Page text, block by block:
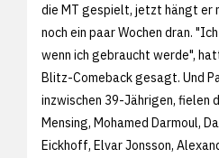
die MT gespielt, jetzt hängt er
noch ein paar Wochen dran.
wenn ich gebraucht werde",
Blitz-Comeback gesagt. Und
inzwischen 39-Jährigen, fielen
Mensing, Mohamed Darmoul,
Eickhoff, Elvar Jonsson,